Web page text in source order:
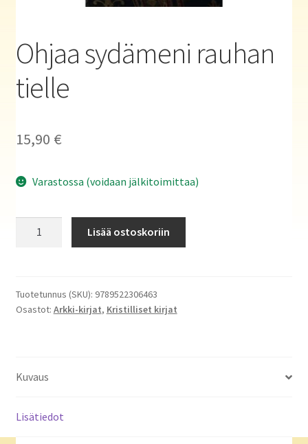
Ohjaa sydämeni rauhan
tielle
15,90 €
Varastossa (voidaan jälkitoimittaa)
määrä
Lisää ostoskoriin
Tuotetunnus (SKU): 9789522306463
Osastot: Arkki-kirjat, Kristilliset kirjat
Kuvaus
Lisätiedot